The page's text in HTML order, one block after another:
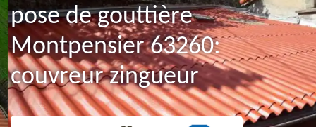
pose de gouttière
Montpensier 63260:
couvreur zingueur